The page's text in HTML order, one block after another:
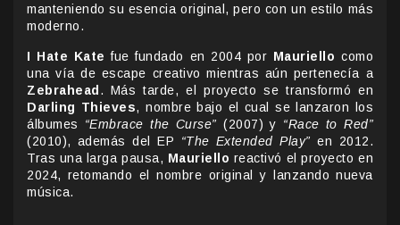
manteniendo su esencia original, pero con un estilo más
moderno.
I Hate Kate fue fundado en 2004 por Mauriello como
una vía de escape creativo mientras aún pertenecía a
Zebrahead . Más tarde, el proyecto se transformó en
Darling Thieves, nombre bajo el cual se lanzaron los
álbumes “Embrace the Curse” (2007) y “Race to Red”
(2010), además del EP “The Extended Play” en 2012.
Tras una larga pausa, Mauriello reactivó el proyecto en
2024, retomando el nombre original y lanzando nueva
música.